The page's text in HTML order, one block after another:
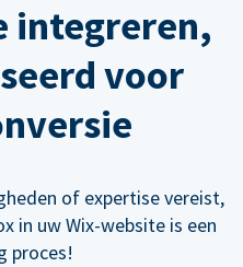
integreren,
voor
of expertise vereist,
in uw Wix-website is een
proces!